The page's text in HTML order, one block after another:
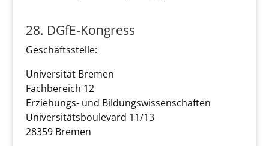
28. DGfE-Kongress
Geschäftsstelle:
Universität Bremen
Fachbereich 12
Erziehungs- und Bildungswissenschaften
Universitätsboulevard 11/13
28359 Bremen